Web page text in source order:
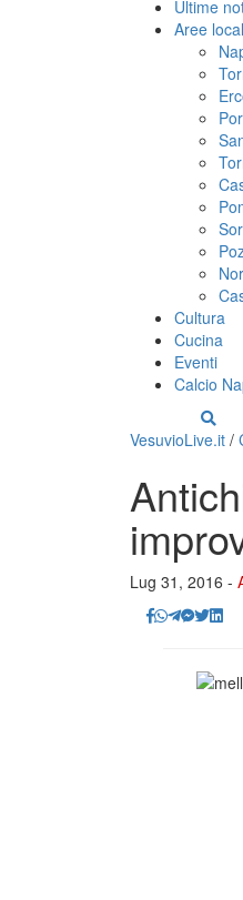
Ultime
Aree
Cultura
Cucina
Eventi
Calcio
VesuvioLive.it /
Lug 31, 2016 -